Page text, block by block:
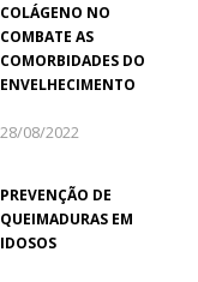
COLÁGENO NO
COMBATE AS
COMORBIDADES DO
ENVELHECIMENTO
28/08/2022
PREVENÇÃO DE
QUEIMADURAS EM
IDOSOS